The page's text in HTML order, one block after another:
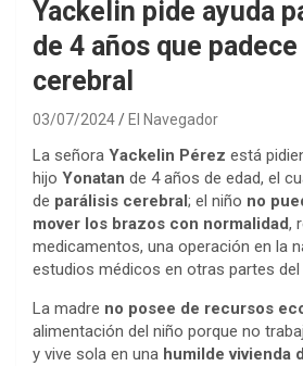
Yackelin pide ayuda
de 4 años que
cerebral
03/07/2024 El Navegador
La señora Yackelin Pérez está
hijo Yonatan de 4 años de edad, el
de parálisis cerebral; el niño no
mover los brazos con normalidad,
medicamentos, una operación en la
estudios médicos en otras partes del
La madre no posee de recursos
alimentación del niño porque no
y vive sola en una humilde vivienda